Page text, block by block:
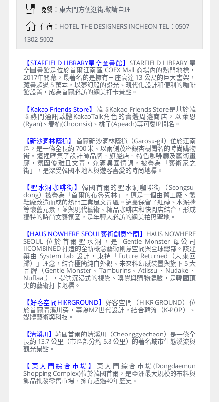
晚餐：東大門方便逛街.敬請自理
住宿：HOTEL THE DESIGNERS INCHEON TEL：0507-
1302-5002
【STARFIELD LIBRARY星空圖書館】STARFIELD LIBRARY 星
空圖書館是位於首爾江南區 COEX Mall 商場內的熱門地標，
2017年開幕，最著名的是擁有三座高達 13 公尺的巨大書架，
藏書超過 5 萬本，以夢幻般的燈光、現代化設計和便利的咖啡
館設置，成為首爾必訪的網美打卡景點。
【Kakao Friends Store】 韓國Kakao Friends Store是基於韓
國熱門通訊軟體KakaoTalk角色的實體周邊商店，以萊恩
(Ryan)、春植(Choonsik)、桃子(Apeach)等可愛IP聞名。
【新沙洞林蔭道】
首爾新沙洞林蔭道（Garosu-gil）位於江南
區，是一條全長約 700 米、以兩側茂密銀杏樹聞名的時尚購物
街。這裡匯集了設計師品牌、旗艦店、特色咖啡廳及藝術畫
廊，氛圍優雅且文青，充滿異國情調，被譽為「藝術家之
街」，是深受韓國本地人與遊客喜愛的時尚地標。
【聖水洞咖啡街】 韓國首爾的聖水洞咖啡街（Seongsu-
dong）被譽為「首爾的布魯克林」，這是一個由舊工廠、製
鞋廠改造而成的熱門工業風文青區。這裏保留了紅磚、水泥牆
等懷舊元素，並與現代藝術、精品咖啡店和快閃店結合，形成
獨特的時尚文藝氛圍，是年輕人必訪的網美拍照聖地。
【HAUS NOWHERE SEOUL藝術創意空間】 HAUS NOWHERE
SEOUL 位於首爾聖水洞，是 Gentle Monster 母公司
IICOMBINED 打造的全新概念藝術創意空間與全球總部。該建
築由 System Lab 設計，秉持「Future Returned（未來回
歸）」理念，結合極簡純白外觀、未來科幻感裝置與旗下 5 大
品牌（Gentle Monster、Tamburins、Atiissu、Nudake、
Nuflaat），提供沉浸式的視覺、嗅覺與購物體驗，是韓國頂
尖的藝術打卡地標。
【好客空間HiKRGROUND】 好客空間（HiKR GROUND）位
於首爾清溪川旁，專為MZ世代設計，結合韓流（K-POP）、
媒體藝術與科技。
【清溪川】韓國首爾的清溪川（Cheonggyecheon）是一條全
長約 13.7 公里（市區部分約 5.8 公里）的著名城市生態溪流與
觀光景點。
【東大門綜合市場】 東大門綜合市場(Dongdaemun
Shopping Complex)位於韓國首爾，是亞洲最大規模的布料與
飾品批發零售市場，擁有超過40年歷史。